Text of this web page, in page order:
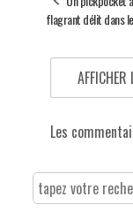
flagrant délit dans le
AFFICHER
Les